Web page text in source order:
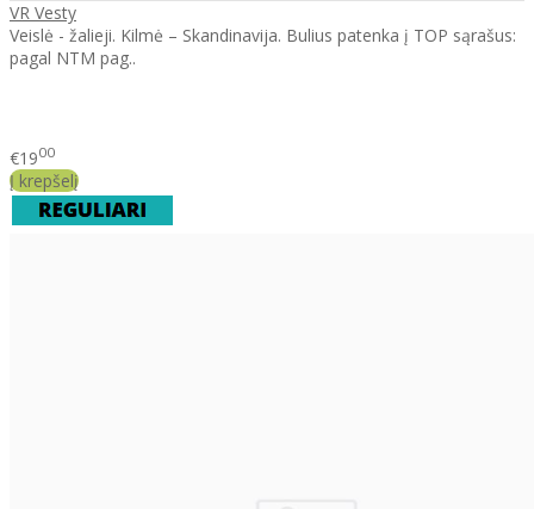
VR Vesty
Veislė - žalieji. Kilmė – Skandinavija. Bulius patenka į TOP sąrašus:
pagal NTM pag..
€1900
Į krepšelį